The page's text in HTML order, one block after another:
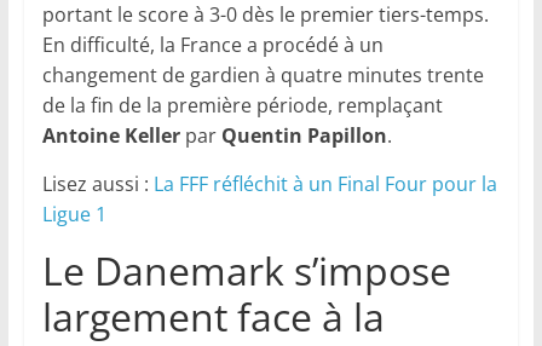
portant le score à 3-0 dès le premier tiers-temps.
En difficulté, la France a procédé à un
changement de gardien à quatre minutes trente
de la fin de la première période, remplaçant
Antoine Kellerpar Quentin Papillon.
Lisez aussi : La FFF réfléchit à un Final Four pour la
Ligue 1
Le Danemark s’impose
largement face à la